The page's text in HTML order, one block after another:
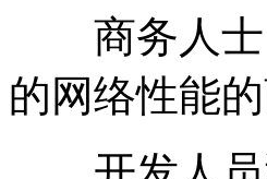
商务人士
的网络性能